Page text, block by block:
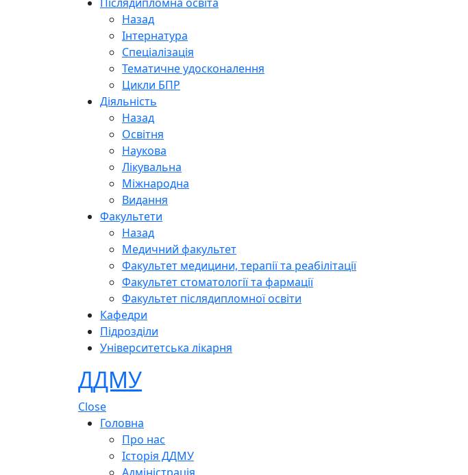
Назад
Інтернатура
Спеціалізація
Тематичне удосконалення
Цикли БПР
Діяльність
Назад
Освітня
Наукова
Лікувальна
Міжнародна
Видання
Факультети
Назад
Медичний факультет
Факультет медицини, терапії та реабілітації
Факультет стоматології та фармації
Факультет післядипломної освіти
Кафедри
Підрозділи
Університетська лікарня
ДДМУ
Close
Головна
Про нас
Історія ДДМУ